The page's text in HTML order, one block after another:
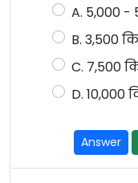
A. 5,000 -
B. 3,500
C. 7,500
D. 10,000
Answer